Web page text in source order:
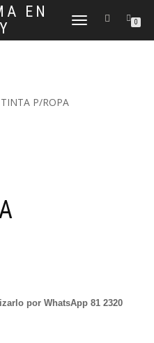
EN
CAMBIAR
0
P/ROPA
por WhatsApp 81 2320